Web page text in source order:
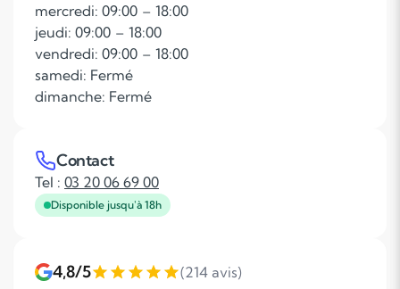
mercredi: 09:00 – 18:00
jeudi: 09:00 – 18:00
vendredi: 09:00 – 18:00
samedi: Fermé
dimanche: Fermé
Contact
Tel : 03 20 06 69 00
Disponible jusqu'à 18h
4,8/5 (214 avis)